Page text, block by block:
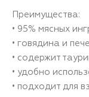
Преимущества:
• 95% мясных
• говядина и
• содержит
• удобно
• подходит для